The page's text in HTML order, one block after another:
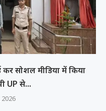
कर सोशल मीडिया में किया
UP से...